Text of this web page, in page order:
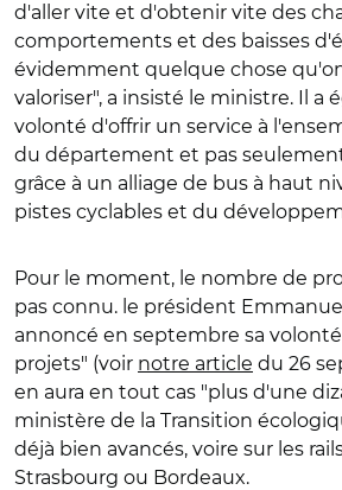
d'aller vite et d'obtenir vite des
comportements et des baisses
évidemment quelque chose
valoriser", a insisté le ministre. Il a
volonté d'offrir un service à
du département et pas
grâce à un alliage de bus à haut
pistes cyclables et du
Pour le moment, le nombre de
pas connu. le président
annoncé en septembre sa volonté
projets" (voir notre article du 26
en aura en tout cas "plus d'une
ministère de la Transition
déjà bien avancés, voire sur les
Strasbourg ou Bordeaux.